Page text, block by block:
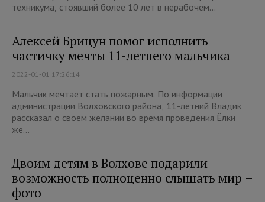
техникума, стоявший более 10 лет в нерабочем...
Алексей Брицун помог исполнить
частичку мечты 11-летнего мальчика
2022-01-01 17:26:14
Мальчик мечтает стать пожарным. По информации
администрации Волховского района, 11-летний Владик
рассказал о своем желании во время проведения Ёлки
же...
Двоим детям в Волхове подарили
возможность полноценно слышать мир –
фото